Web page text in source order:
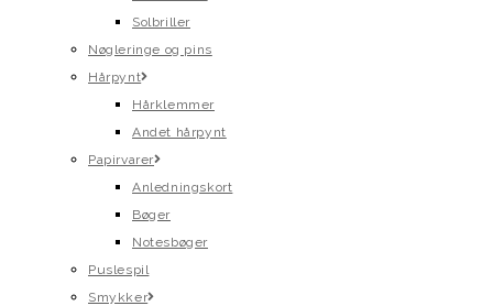
Solbriller
Nøgleringe og pins
Hårpynt
Hårklemmer
Andet hårpynt
Papirvarer
Anledningskort
Bøger
Notesbøger
Puslespil
Smykker